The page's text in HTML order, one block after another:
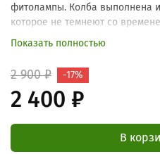
фитолампы. Колба выполнена
которое не темнеют со
уровень освещенности.
Показать полностью
2 900 ₽
2 400 ₽
-17%
В